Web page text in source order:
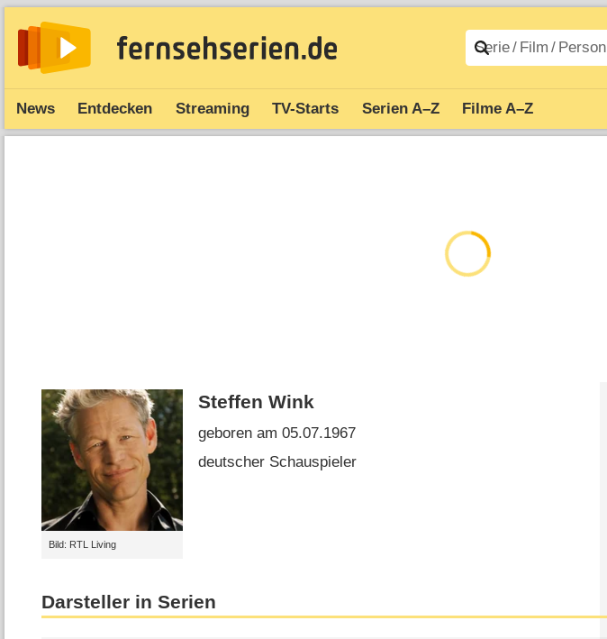
News Entdecken Streaming TV-Starts Serien A–Z Filme A–Z
Bild: RTL Living
Steffen Wink
geboren am 05.07.1967
deutscher Schauspieler
Darsteller in Serien